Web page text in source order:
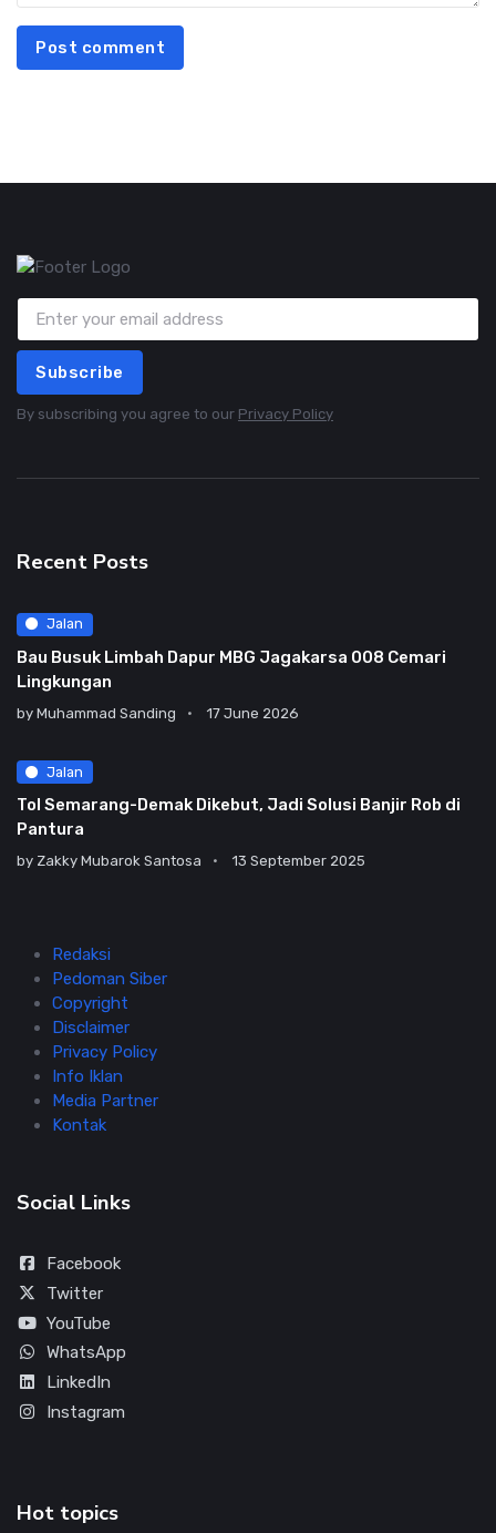
Post comment
Subscribe
By subscribing you agree to our Privacy Policy
Recent Posts
Jalan
Bau Busuk Limbah Dapur MBG Jagakarsa 008 Cemari
Lingkungan
by Muhammad Sanding 17 June 2026
Jalan
Tol Semarang-Demak Dikebut, Jadi Solusi Banjir Rob di
Pantura
by Zakky Mubarok Santosa 13 September 2025
Redaksi
Pedoman Siber
Copyright
Disclaimer
Privacy Policy
Info Iklan
Media Partner
Kontak
Social Links
Facebook
Twitter
YouTube
WhatsApp
LinkedIn
Instagram
Hot topics